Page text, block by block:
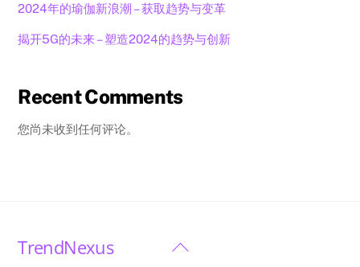
2024年的瑜伽新浪潮 – 获取趋势与变革
揭开5G的未来 – 塑造2024的趋势与创新
Recent Comments
您尚未收到任何评论。
Back
TrendNexus